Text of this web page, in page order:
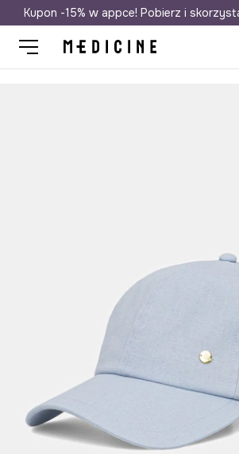
Darmowa dostawa do
Kupon -15% w appce! Pobierz i